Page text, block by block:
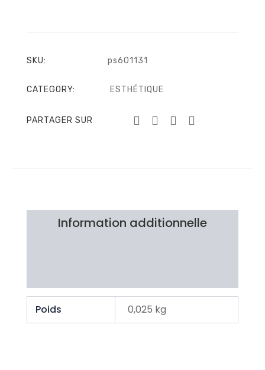
SKU: ps601131
CATEGORY: ESTHÉTIQUE
PARTAGER SUR
Information additionnelle
Poids 0,025 kg